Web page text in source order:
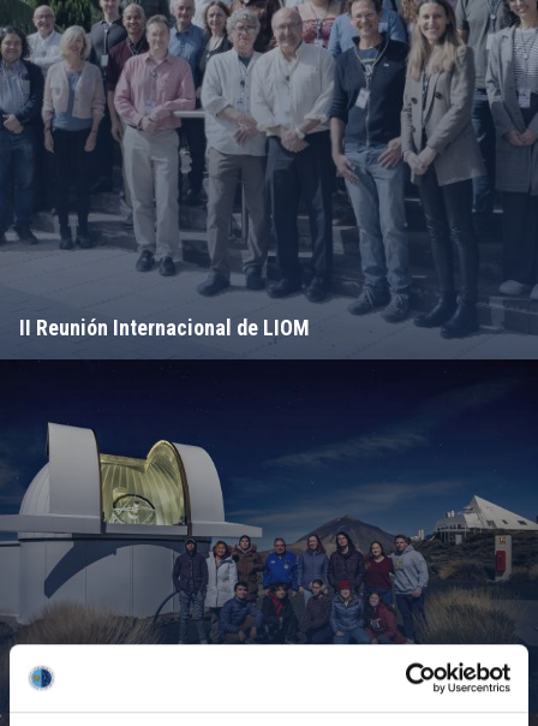
II Reunión Internacional de LIOM
Campamento de Astronomía del MIT 2024